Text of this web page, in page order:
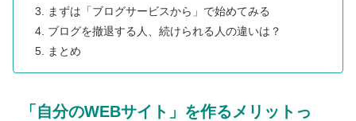
まずは「ブログサービスから」で始めてみる
ブログを撤退する人、続けられる人の違いは？
まとめ
「自分のWEBサイト」を作るメリットっ